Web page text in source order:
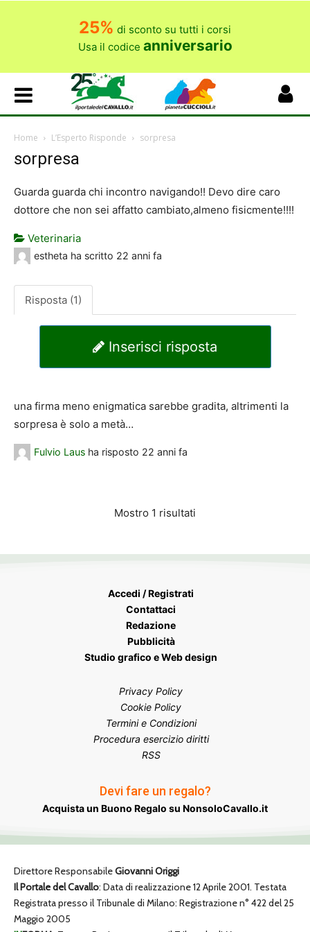
25% di sconto su tutti i corsi
Usa il codice anniversario
Home L’Esperto Risponde sorpresa
sorpresa
Guarda guarda chi incontro navigando!! Devo dire caro
dottore che non sei affatto cambiato,almeno fisicmente!!!!
Veterinaria
estheta ha scritto 22 anni fa
Risposta (1)
Inserisci risposta
una firma meno enigmatica sarebbe gradita, altrimenti la
sorpresa è solo a metà…
Fulvio Laus ha risposto 22 anni fa
Mostro 1 risultati
Accedi / Registrati
Contattaci
Redazione
Pubblicità
Studio grafico e Web design
Privacy Policy
Cookie Policy
Termini e Condizioni
Procedura esercizio diritti
RSS
Devi fare un regalo?
Acquista un Buono Regalo su NonsoloCavallo.it
Direttore ResponsabileGiovanni Origgi
Il Portale del Cavallo: Data di realizzazione 12 Aprile 2001. Testata
Registrata presso il Tribunale di Milano: Registrazione n° 422 del 25
Maggio 2005